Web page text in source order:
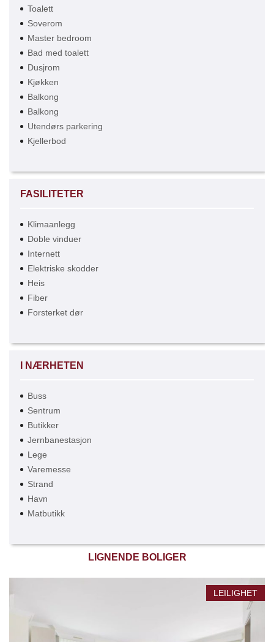
Toalett
Soverom
Master bedroom
Bad med toalett
Dusjrom
Kjøkken
Balkong
Balkong
Utendørs parkering
Kjellerbod
FASILITETER
Klimaanlegg
Doble vinduer
Internett
Elektriske skodder
Heis
Fiber
Forsterket dør
I NÆRHETEN
Buss
Sentrum
Butikker
Jernbanestasjon
Lege
Varemesse
Strand
Havn
Matbutikk
LIGNENDE BOLIGER
LEILIGHET